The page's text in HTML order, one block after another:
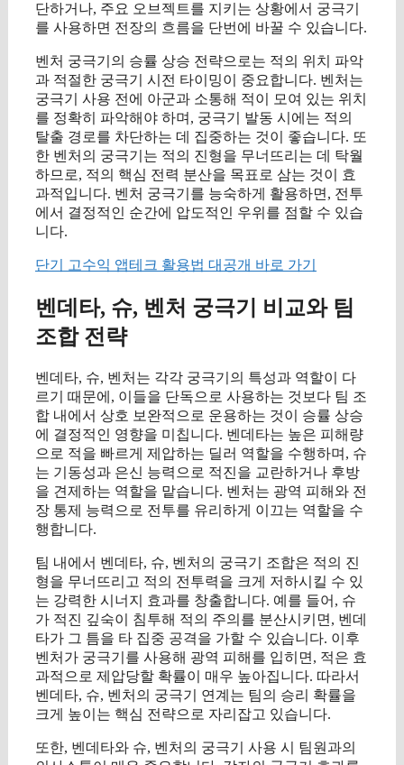
단하거나, 주요 오브젝트를 지키는 상황에서 궁극기
를 사용하면 전장의 흐름을 단번에 바꿀 수 있습니다.
벤처 궁극기의 승률 상승 전략으로는 적의 위치 파악
과 적절한 궁극기 시전 타이밍이 중요합니다. 벤처는
궁극기 사용 전에 아군과 소통해 적이 모여 있는 위치
를 정확히 파악해야 하며, 궁극기 발동 시에는 적의
탈출 경로를 차단하는 데 집중하는 것이 좋습니다. 또
한 벤처의 궁극기는 적의 진형을 무너뜨리는 데 탁월
하므로, 적의 핵심 전력 분산을 목표로 삼는 것이 효
과적입니다. 벤처 궁극기를 능숙하게 활용하면, 전투
에서 결정적인 순간에 압도적인 우위를 점할 수 있습
니다.
단기 고수익 앱테크 활용법 대공개 바로 가기
벤데타, 슈, 벤처 궁극기 비교와 팀
조합 전략
벤데타, 슈, 벤처는 각각 궁극기의 특성과 역할이 다
르기 때문에, 이들을 단독으로 사용하는 것보다 팀 조
합 내에서 상호 보완적으로 운용하는 것이 승률 상승
에 결정적인 영향을 미칩니다. 벤데타는 높은 피해량
으로 적을 빠르게 제압하는 딜러 역할을 수행하며, 슈
는 기동성과 은신 능력으로 적진을 교란하거나 후방
을 견제하는 역할을 맡습니다. 벤처는 광역 피해와 전
장 통제 능력으로 전투를 유리하게 이끄는 역할을 수
행합니다.
팀 내에서 벤데타, 슈, 벤처의 궁극기 조합은 적의 진
형을 무너뜨리고 적의 전투력을 크게 저하시킬 수 있
는 강력한 시너지 효과를 창출합니다. 예를 들어, 슈
가 적진 깊숙이 침투해 적의 주의를 분산시키면, 벤데
타가 그 틈을 타 집중 공격을 가할 수 있습니다. 이후
벤처가 궁극기를 사용해 광역 피해를 입히면, 적은 효
과적으로 제압당할 확률이 매우 높아집니다. 따라서
벤데타, 슈, 벤처의 궁극기 연계는 팀의 승리 확률을
크게 높이는 핵심 전략으로 자리잡고 있습니다.
또한, 벤데타와 슈, 벤처의 궁극기 사용 시 팀원과의